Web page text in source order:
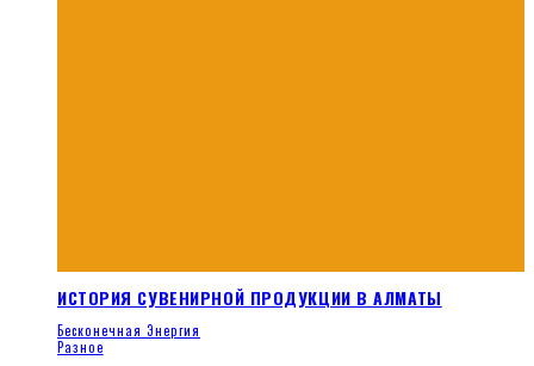
ИСТОРИЯ СУВЕНИРНОЙ ПРОДУКЦИИ В АЛМАТЫ
Бесконечная Энергия
Разное